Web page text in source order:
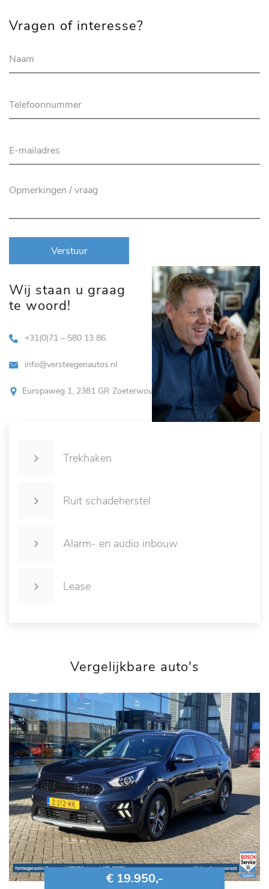
Vragen of interesse?
Verstuur
Wij staan u graag
te woord!
+31(0)71 – 580 13 86
info@versteegenautos.nl
Europaweg 1, 2381 GR Zoeterwoude
Trekhaken
Ruit schadeherstel
Alarm- en audio inbouw
Lease
Vergelijkbare auto's
€ 19.950,-